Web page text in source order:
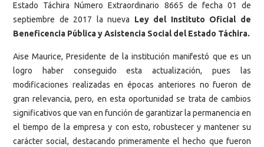
Estado Táchira Número Extraordinario 8665 de fecha 01 de
septiembre de 2017 la nueva Ley del Instituto Oficial de
Beneficencia Pública y Asistencia Social del Estado Táchira.
Aise Maurice, Presidente de la institución manifestó que es un
logro haber conseguido esta actualización, pues las
modificaciones realizadas en épocas anteriores no fueron de
gran relevancia, pero, en esta oportunidad se trata de cambios
significativos que van en función de garantizar la permanencia en
el tiempo de la empresa y con esto, robustecer y mantener su
carácter social, destacando primeramente el hecho que fueron